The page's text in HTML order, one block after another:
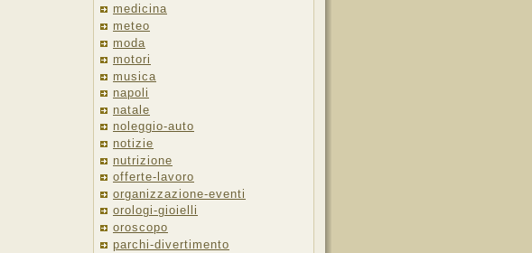
medicina
meteo
moda
motori
musica
napoli
natale
noleggio-auto
notizie
nutrizione
offerte-lavoro
organizzazione-eventi
orologi-gioielli
oroscopo
parchi-divertimento